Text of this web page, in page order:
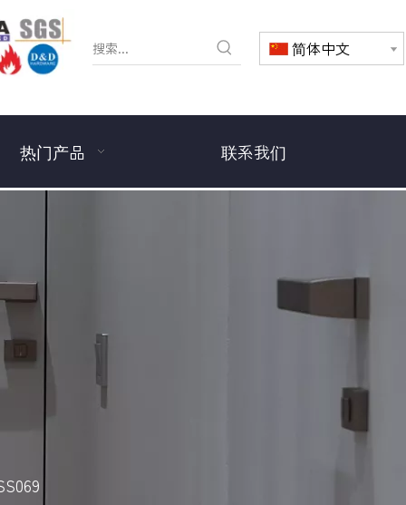
简体中文
热门产品 联系我们